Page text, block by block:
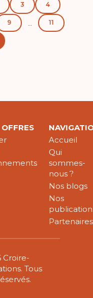
3 4
9 11
Accueil
Qui
sommes-
nous ?
Nos blogs
Nos
Partenaires
Croire-
Tous